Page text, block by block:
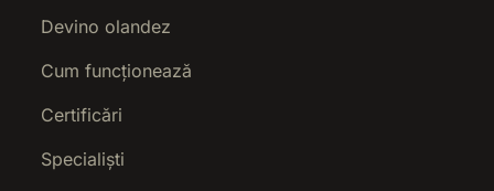
Devino olandez
Cum funcționează
Certificări
Specialiști